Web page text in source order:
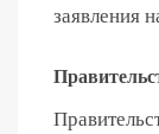
заявления